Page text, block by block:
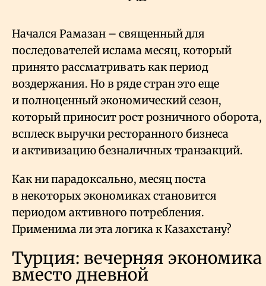
Начался Рамазан – священный для
последователей ислама месяц, который
принято рассматривать как период
воздержания. Но в ряде стран это еще
и полноценный экономический сезон,
который приносит рост розничного оборота,
всплеск выручки ресторанного бизнеса
и активизацию безналичных транзакций.
Как ни парадоксально, месяц поста
в некоторых экономиках становится
периодом активного потребления.
Применима ли эта логика к Казахстану?
Турция: вечерняя экономика
вместо дневной